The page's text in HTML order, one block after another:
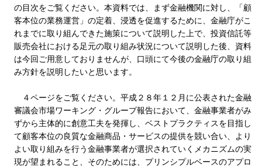
の目次をご覧ください。本資料では、まず金融機関に対し、「顧
客本位の業務運営」の定着、浸透を促進するために、金融庁がこ
れまでに取り組んできた施策について説明した上で、投資信託等
販売会社における足元の取り組み状況について説明した後、資料
は今回ご用意しておりませんが、口頭にて今後の金融庁の取り組
み方針を説明したいと思います。
４ページをご覧ください。平成２８年１２月に公表された金融
審議会市場ワーキング・グループ報告において、金融事業者がみ
ずから主体的に創意工夫を発揮し、ベストプラクティスを目指し
て顧客本位の良質な金融商品・サービスの提供を競い合い、より
よい取り組みを行う金融事業者が選択されていくメカニズムの実
現が望まれること、そのためには、プリンシプルベースのアプロ